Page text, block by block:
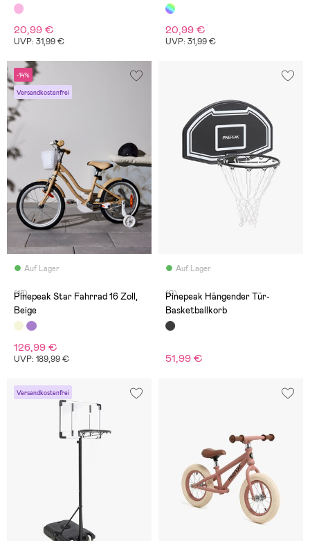
20,99 €
UVP: 31,99 €
Jahren
20,99 €
UVP: 31,99 €
-14%
Versandkostenfrei
Auf Lager
(18)
Pinepeak Star Fahrrad 16 Zoll,
Beige
126,99 €
UVP: 189,99 €
Auf Lager
(0)
Pinepeak Hängender Tür-
Basketballkorb
51,99 €
Versandkostenfrei